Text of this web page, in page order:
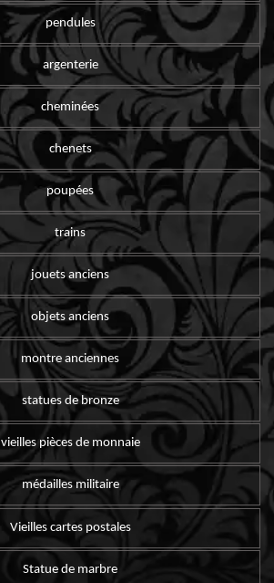
pendules
argenterie
cheminées
chenets
poupées
trains
jouets anciens
objets anciens
montre anciennes
statues de bronze
vieilles pièces de monnaie
médailles militaire
Vieilles cartes postales
Statue de marbre